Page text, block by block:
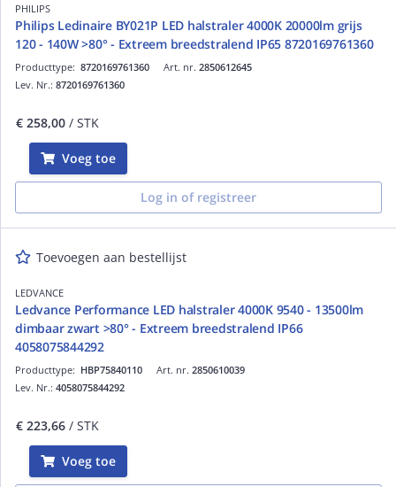
PHILIPS
Philips Ledinaire BY021P LED halstraler 4000K 20000lm grijs
120 - 140W >80° - Extreem breedstralend IP65 8720169761360
Art. nr. 2850612645
Producttype: 8720169761360
Lev. Nr.: 8720169761360
€ 258,00 / STK
Voeg toe
Log in of registreer
Toevoegen aan bestellijst
LEDVANCE
Ledvance Performance LED halstraler 4000K 9540 - 13500lm
dimbaar zwart >80° - Extreem breedstralend IP66
4058075844292
Art. nr. 2850610039
Producttype: HBP75840110
Lev. Nr.: 4058075844292
€ 223,66 / STK
Voeg toe